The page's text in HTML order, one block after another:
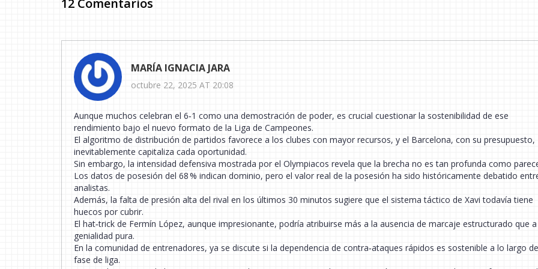
12 Comentarios
MARÍA IGNACIA JARA
octubre 22, 2025 AT 20:08
Aunque muchos celebran el 6‑1 como una demostración de poder, es crucial cuestionar la sostenibilidad de ese
rendimiento bajo el nuevo formato de la Liga de Campeones.
El algoritmo de distribución de partidos favorece a los clubes con mayor recursos, y el Barcelona, con su presupuesto,
inevitablemente capitaliza cada oportunidad.
Sin embargo, la intensidad defensiva mostrada por el Olympiacos revela que la brecha no es tan profunda como
Los datos de posesión del 68 % indican dominio, pero el valor real de la posesión ha sido históricamente debatido
analistas.
Además, la falta de presión alta del rival en los últimos 30 minutos sugiere que el sistema táctico de Xavi todavía tiene
huecos por cubrir.
El hat‑trick de Fermín López, aunque impresionante, podría atribuirse más a la ausencia de marcaje estructurado que a
genialidad pura.
En la comunidad de entrenadores, ya se discute si la dependencia de contra‑ataques rápidos es sostenible a lo largo
fase de liga.